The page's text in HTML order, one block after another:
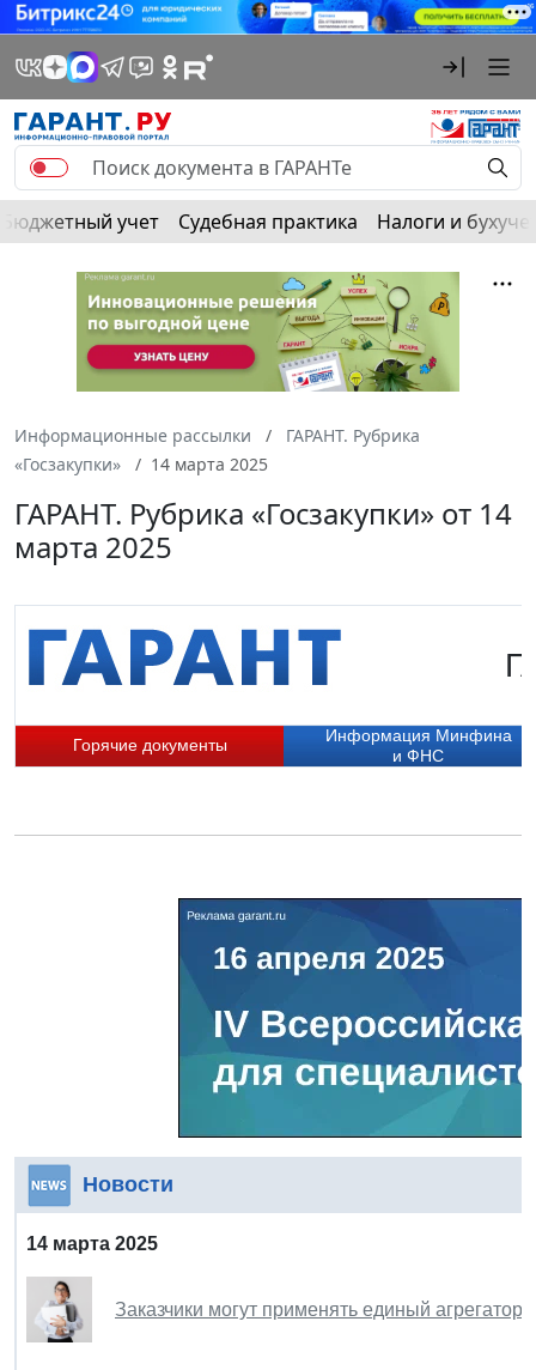
Бюджетный учет Судебная практика Налоги и
Информационные рассылки
ГАРАНТ. Рубрика
«Госзакупки»
14 марта 2025
ГАРАНТ. Рубрика «Госзакупки» от 14
марта 2025
Горячие документы
Информация Минфина
и ФНС
Новости
14 марта 2025
Заказчики могут применять единый